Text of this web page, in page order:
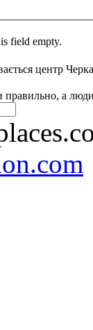
field empty.
центр
правильно, а